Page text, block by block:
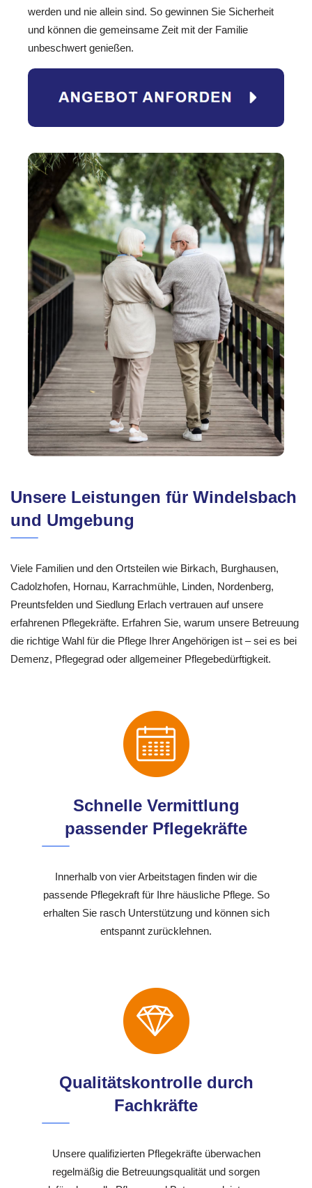
werden und nie allein sind. So gewinnen Sie Sicherheit
und können die gemeinsame Zeit mit der Familie
unbeschwert genießen.
Unsere Leistungen für Windelsbach
und Umgebung
Viele Familien und den Ortsteilen wie Birkach, Burghausen,
Cadolzhofen, Hornau, Karrachmühle, Linden, Nordenberg,
Preuntsfelden und Siedlung Erlach vertrauen auf unsere
erfahrenen Pflegekräfte. Erfahren Sie, warum unsere Betreuung
die richtige Wahl für die Pflege Ihrer Angehörigen ist – sei es bei
Demenz, Pflegegrad oder allgemeiner Pflegebedürftigkeit.
Schnelle Vermittlung
passender Pflegekräfte
Innerhalb von vier Arbeitstagen finden wir die
passende Pflegekraft für Ihre häusliche Pflege. So
erhalten Sie rasch Unterstützung und können sich
entspannt zurücklehnen.
Qualitätskontrolle durch
Fachkräfte
Unsere qualifizierten Pflegekräfte überwachen
regelmäßig die Betreuungsqualität und sorgen